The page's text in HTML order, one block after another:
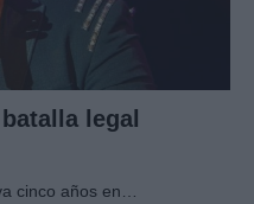
legal
cinco años en…